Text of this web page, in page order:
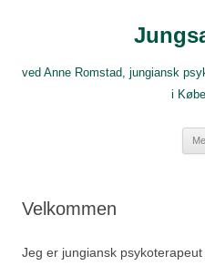
ved Anne Romstad, jungiansk
i
Velkommen
Jeg er jungiansk